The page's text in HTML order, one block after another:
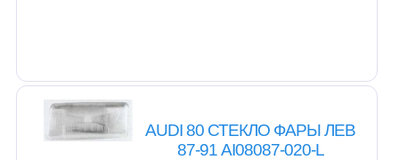
AUDI 80 СТЕКЛО ФАРЫ ЛЕВ
87-91 AI08087-020-L